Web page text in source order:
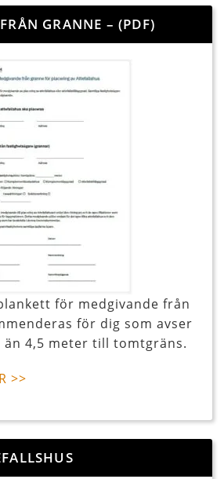
GRANNE – (PDF)
för medgivande från
för dig som avser
än 4,5 meter till tomtgräns.
>>